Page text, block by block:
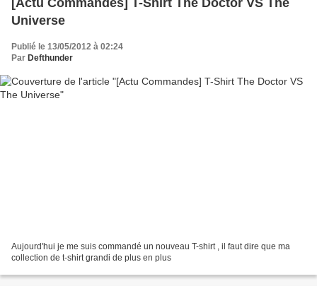
Universe
Publié le 13/05/2012 à 02:24
Par Defthunder
Aujourd'hui je me suis commandé un nouveau T-shirt , il faut dire que ma
collection de t-shirt grandi de plus en plus